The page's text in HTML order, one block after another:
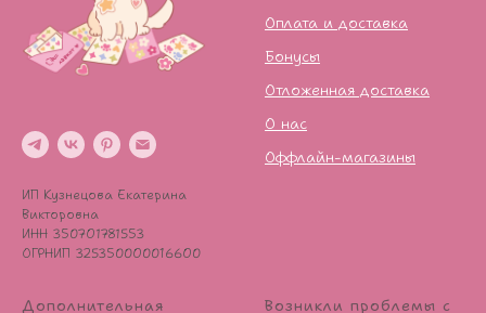
ИП Кузнецова Екатерина
Викторовна
ИНН 350701781553
ОГРНИП 325350000016600
Оплата и доставка
Бонусы
Отложенная доставка
О нас
Оффлайн-магазины
Дополнительная Возникли проблемы с